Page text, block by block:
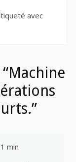
avec
min